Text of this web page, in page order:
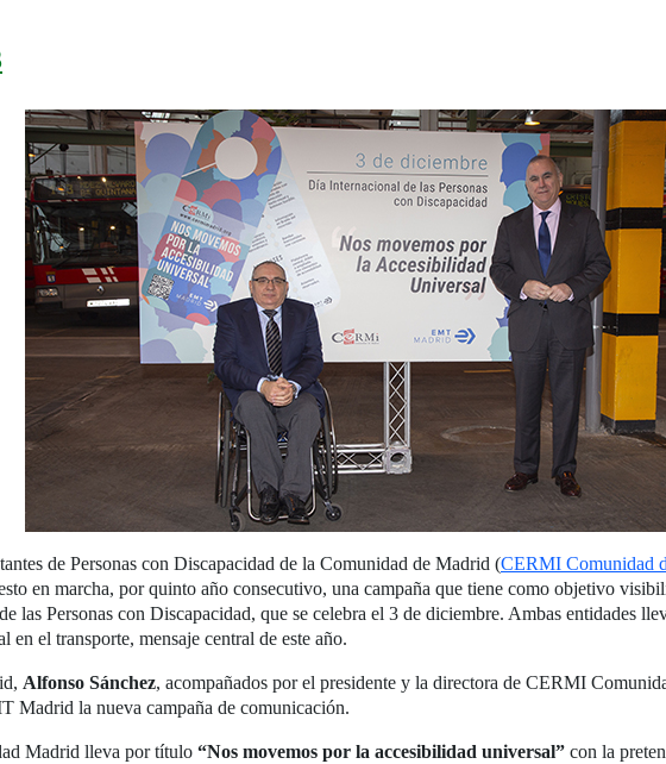
de Personas con Discapacidad de la Comunidad de Madrid (CERMI Comunidad
en marcha, por quinto año consecutivo, una campaña que tiene como objetivo
las Personas con Discapacidad, que se celebra el 3 de diciembre. Ambas entidades
el transporte, mensaje central de este año.
Alfonso Sánchez, acompañados por el presidente y la directora de CERMI
Madrid la nueva campaña de comunicación.
Madrid lleva por título “Nos movemos por la accesibilidad universal” con la